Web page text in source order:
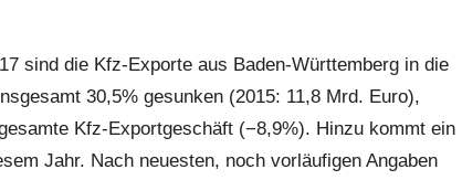
sind die Kfz-Exporte aus Baden-Württemberg in die
30,5% gesunken (2015: 11,8 Mrd. Euro),
Kfz-Exportgeschäft (−8,9%). Hinzu kommt ein
Jahr. Nach neuesten, noch vorläufigen Angaben